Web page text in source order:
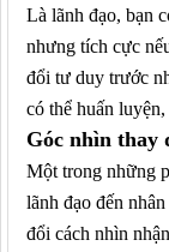
Là lãnh đạo, bạn
nhưng tích cực
đổi tư duy trước
có thể huấn
Góc nhìn thay
Một trong những
lãnh đạo đến
đổi cách nhìn